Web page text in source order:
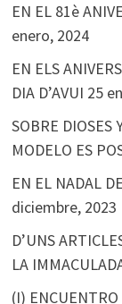
EN EL 81è
enero, 2024
EN ELS
DIA D’AVUI 25
SOBRE DIOSES
MODELO ES
EN EL NADAL
diciembre, 2023
D’UNS
LA
(I) ENCUENTRO